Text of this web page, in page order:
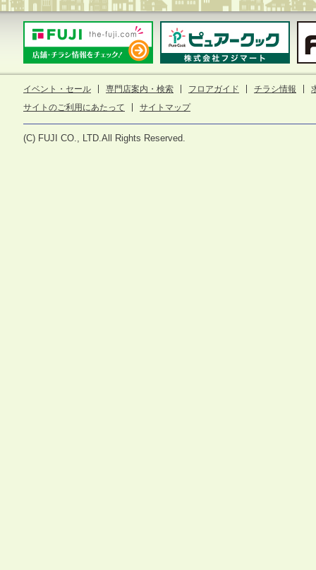
イベント・セール 専門店案内・検索 フロアガイド チラシ情報
サイトのご利用にあたって
サイトマップ
(C) FUJI CO., LTD.All Rights Reserved.